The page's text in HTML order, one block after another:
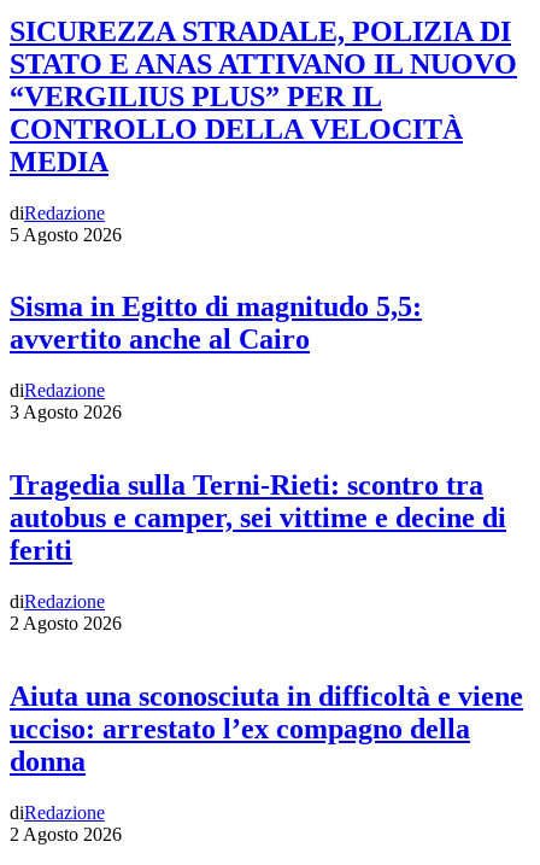
SICUREZZA STRADALE, POLIZIA DI
STATO E ANAS ATTIVANO IL NUOVO
“VERGILIUS PLUS” PER IL
CONTROLLO DELLA VELOCITÀ
MEDIA
diRedazione
5 Agosto 2026
Sisma in Egitto di magnitudo 5,5:
avvertito anche al Cairo
diRedazione
3 Agosto 2026
Tragedia sulla Terni-Rieti: scontro tra
autobus e camper, sei vittime e decine di
feriti
diRedazione
2 Agosto 2026
Aiuta una sconosciuta in difficoltà e viene
ucciso: arrestato l’ex compagno della
donna
diRedazione
2 Agosto 2026